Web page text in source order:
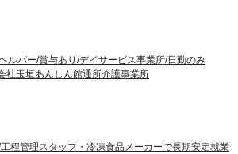
ルパー/賞与あり/デイサービス事業所/日勤のみ
社玉垣あんしん館通所介護事業所
程管理スタッフ・冷凍食品メーカーで長期安定就業